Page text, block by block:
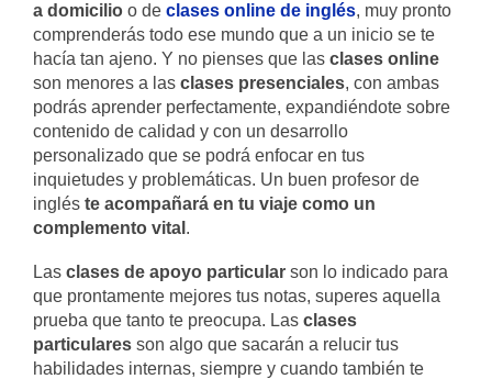
a domicilio o de clases online de inglés, muy pronto
comprenderás todo ese mundo que a un inicio se te
hacía tan ajeno. Y no pienses que las clases online
son menores a las clases presenciales, con ambas
podrás aprender perfectamente, expandiéndote sobre
contenido de calidad y con un desarrollo
personalizado que se podrá enfocar en tus
inquietudes y problemáticas. Un buen profesor de
inglés te acompañará en tu viaje como un
complemento vital .
Las clases de apoyo particular son lo indicado para
que prontamente mejores tus notas, superes aquella
prueba que tanto te preocupa. Las clases
particulares son algo que sacarán a relucir tus
habilidades internas, siempre y cuando también te